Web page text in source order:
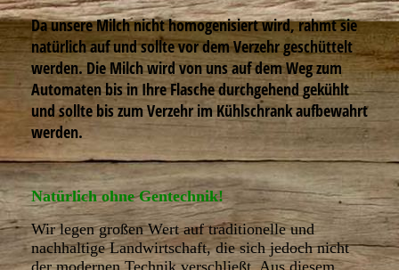
Da unsere Milch nicht homogenisiert wird, rahmt sie
natürlich auf und sollte vor dem Verzehr geschüttelt
werden. Die Milch wird von uns auf dem Weg zum
Automaten bis in Ihre Flasche durchgehend gekühlt
und sollte bis zum Verzehr im Kühlschrank aufbewahrt
werden.
Natürlich ohne Gentechnik!
Wir legen großen Wert auf traditionelle und
nachhaltige Landwirtschaft, die sich jedoch nicht
der modernen Technik verschließt. Aus diesem